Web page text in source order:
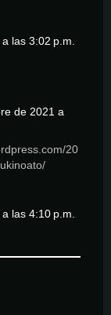
las 3:02 p.m.
de 2021 a
20
las 4:10 p.m.